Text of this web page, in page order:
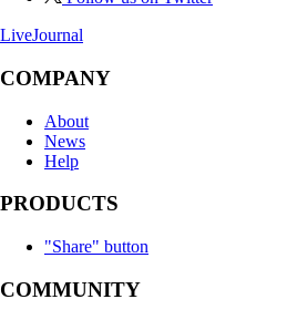
LiveJournal
COMPANY
About
News
Help
PRODUCTS
"Share" button
COMMUNITY